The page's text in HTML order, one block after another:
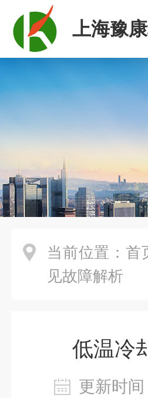
上海豫
司
当前位置： 首
见故障解析
低温冷
更新时